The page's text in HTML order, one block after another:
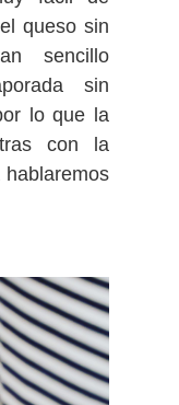
queso sin
sencillo
sin
lo que la
con la